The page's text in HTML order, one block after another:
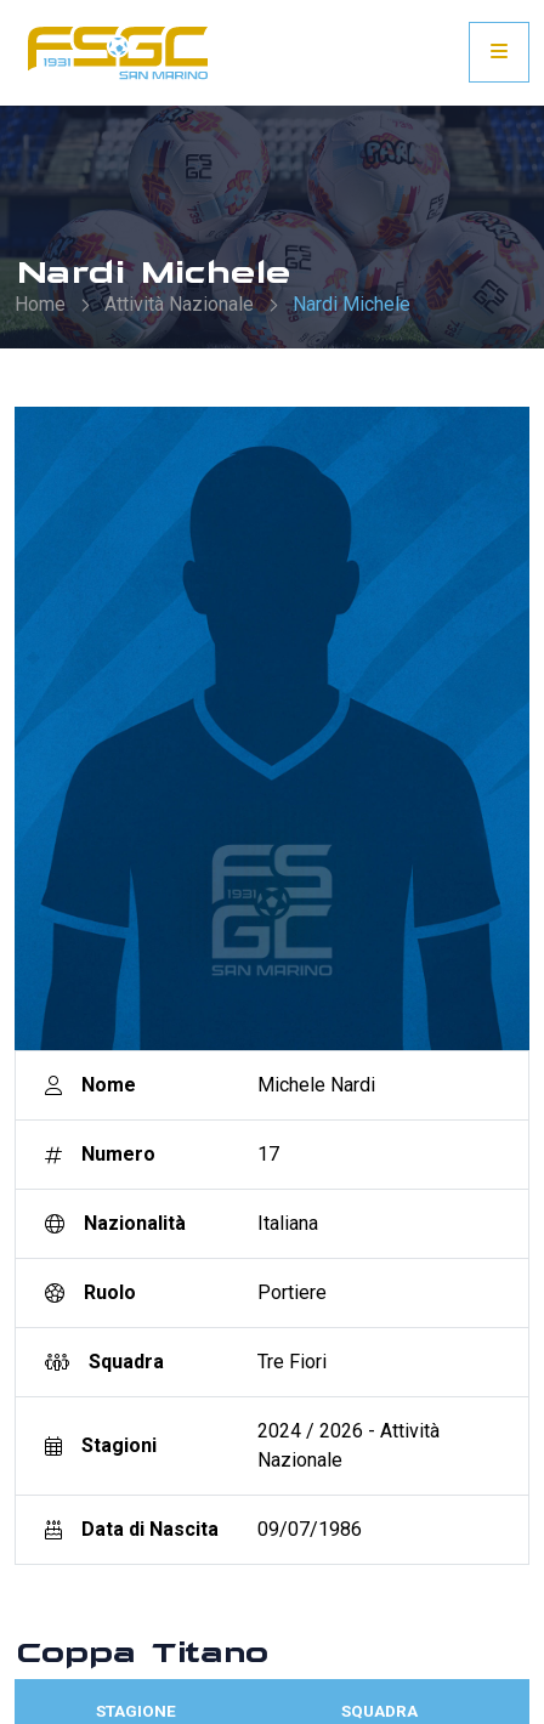
Nardi Michele
Home Attività Nazionale Nardi Michele
Nome Michele Nardi
Numero 17
Nazionalità Italiana
Ruolo Portiere
Squadra Tre Fiori
Stagioni
2024 / 2026 - Attività
Nazionale
Data di Nascita 09/07/1986
Coppa Titano
STAGIONE SQUADRA